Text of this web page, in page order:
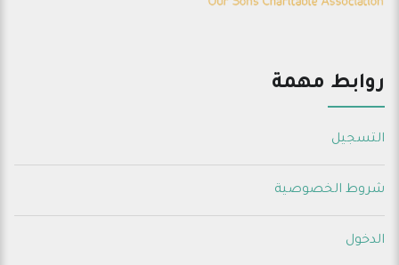
روابط مهمة
التسجيل
شروط الخصوصية
الدخول